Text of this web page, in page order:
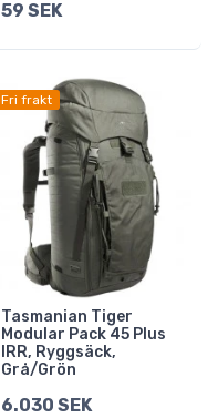
59 SEK
Fri frakt
Tasmanian Tiger
Modular Pack 45 Plus
IRR, Ryggsäck,
Grå/Grön
6.030 SEK